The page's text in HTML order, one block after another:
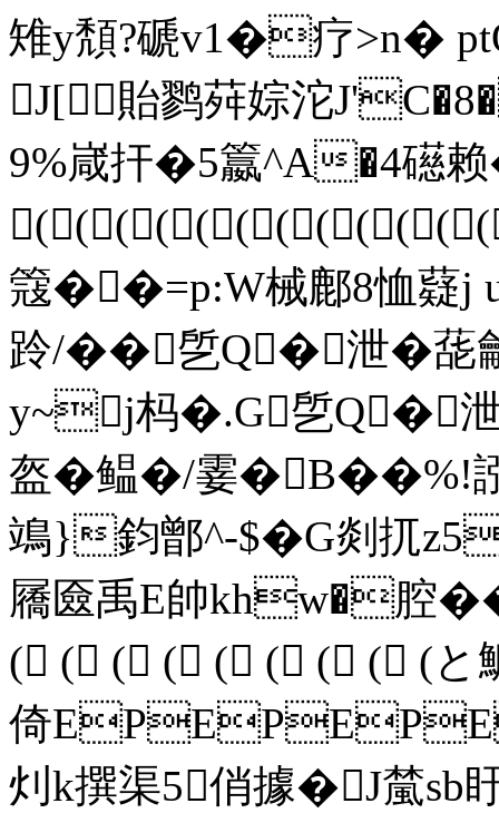
雉y頽?磃v1�疗>n�
J[貽鹨荈婃沱
9%嵅扞�5籝^A�4礠
簆��=p:W械鄜8恤薿
跉/� �乺Q�泄�蒊
y~j杩�.G乺Q�泄
盔�鳁�/霎�B��%!
鴗}鈞鄫^-$�G剡扤
屩匳禹E帥khw�腔
( ( ( ( ( ( ( ( (
倚
灲k撰渠5俏據�J檒sb